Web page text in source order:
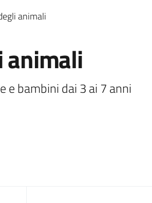
animali
animali
e bambini dai 3 ai 7 anni